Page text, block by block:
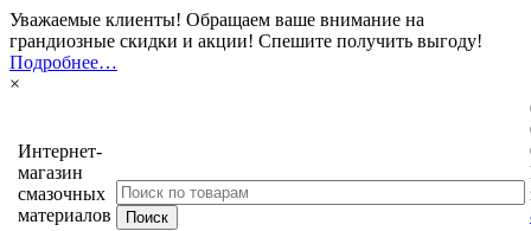
Уважаемые клиенты! Обращаем ваше внимание на
грандиозные скидки и акции! Спешите получить выгоду!
Подробнее…
×
Интернет-
магазин
смазочных
материалов